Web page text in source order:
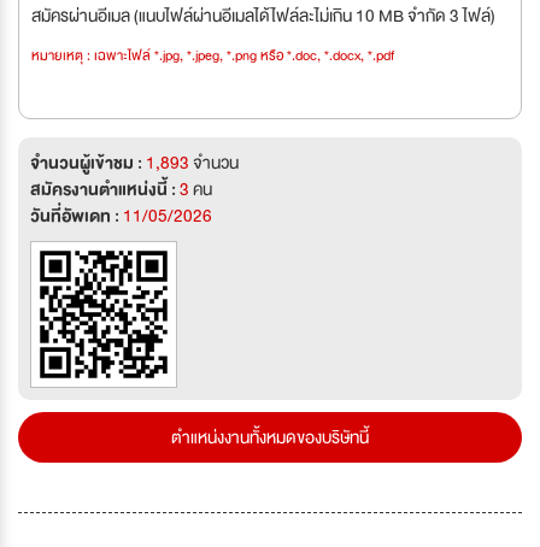
สมัครผ่านอีเมล (แนบไฟล์ผ่านอีเมลได้ไฟล์ละไม่เกิน 10 MB จำกัด 3 ไฟล์)
หมายเหตุ : เฉพาะไฟล์ *.jpg, *.jpeg, *.png หรือ *.doc, *.docx, *.pdf
จำนวนผู้เข้าชม : 1,893จำนวน
สมัครงานตำแหน่งนี้ :3คน
วันที่อัพเดท : 11/05/2026
ตำแหน่งงานทั้งหมดของบริษัทนี้